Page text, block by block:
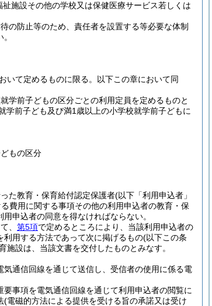
施設その他の学校又は保健医療サービス若しくは
の防止等のため、責任者を設置する等必要な体制
いて定めるものに限る。以下この章において同
学前子どもの区分ごとの利用定員を定めるものと
前子ども及び満1歳以上の小学校就学前子どもに
もの区分
た教育・保育給付認定保護者(以下「利用申込者」
費用に関する事項その他の利用申込者の教育・保
申込者の同意を得なければならない。
、 第5項で定めるところにより、当該利用申込者の
用する方法であって次に掲げるもの(以下この条
施設は、当該文書を交付したものとみなす。
通信回線を通じて送信し、受信者の使用に係る電
要事項を電気通信回線を通じて利用申込者の閲覧に
(電磁的方法による提供を受ける旨の承諾又は受け